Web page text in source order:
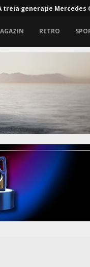
treia generație Mercedes
RETRO